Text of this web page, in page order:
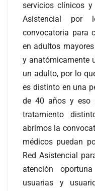
servicios clínicos y
Asistencial por
convocatoria para
en adultos
y anatómicamente
un adulto, por lo
es distinto en una
de 40 años y eso
tratamiento
abrimos la
médicos puedan
Red Asistencial
atención
usuarias y